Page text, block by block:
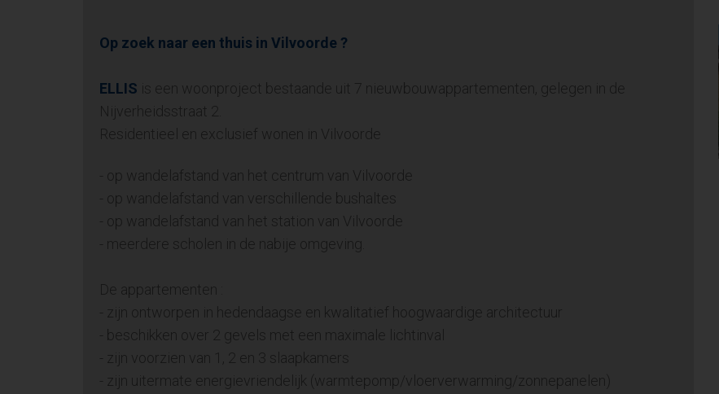
Op zoek naar een thuis in Vilvoorde ?
ELLIS is een woonproject bestaande uit 7 nieuwbouwappartementen, gelegen in de
Nijverheidsstraat 2.
Residentieel en exclusief wonen in Vilvoorde
- op wandelafstand van het centrum van Vilvoorde
- op wandelafstand van verschillende bushaltes
- op wandelafstand van het station van Vilvoorde
- meerdere scholen in de nabije omgeving.
De appartementen :
- zijn ontworpen in hedendaagse en kwalitatief hoogwaardige architectuur
- beschikken over 2 gevels met een maximale lichtinval
- zijn voorzien van 1, 2 en 3 slaapkamers
- zijn uitermate energievriendelijk (warmtepomp/vloerverwarming/zonnepanelen)